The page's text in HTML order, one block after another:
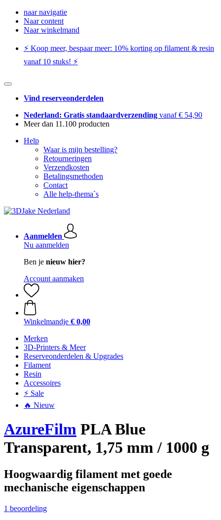
naar navigatie
Naar content
Naar winkelmand
⚡️ Koop meer, bespaar meer: ​​10% korting op filament & resin
vanaf 10 stuks! ⚡️
Vind reserveonderdelen
Nederland: Gratis standaardverzending vanaf € 54,90
Meer dan 11.100 producten
Help
Waar is mijn bestelling?
Retourneringen
Verzendkosten
Betalingsmethoden
Contact
Alle help-thema`s
Aanmelden
Nu aanmelden
Ben je nieuw hier?
Account aanmaken
Winkelmandje € 0,00
Merken
3D-Printers & Meer
Reserveonderdelen & Upgrades
Filament
Resin
Accessoires
⚡ Sale
🔥 Nieuw
AzureFilm PLA Blue
Transparent, 1,75 mm / 1000 g
Hoogwaardig filament met goede
mechanische eigenschappen
1 beoordeling